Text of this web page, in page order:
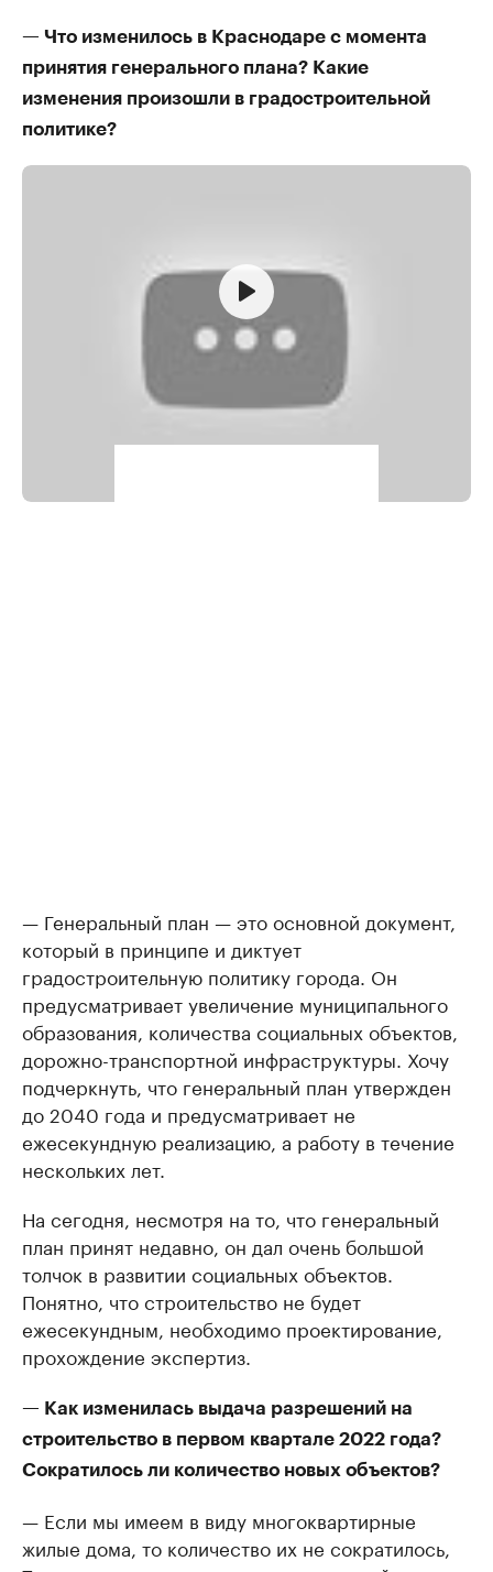
— Что изменилось в Краснодаре с момента
принятия генерального плана? Какие
изменения произошли в градостроительной
политике?
— Генеральный план — это основной документ,
который в принципе и диктует
градостроительную политику города. Он
предусматривает увеличение муниципального
образования, количества социальных объектов,
дорожно-транспортной инфраструктуры. Хочу
подчеркнуть, что генеральный план утвержден
до 2040 года и предусматривает не
ежесекундную реализацию, а работу в течение
нескольких лет.
На сегодня, несмотря на то, что генеральный
план принят недавно, он дал очень большой
толчок в развитии социальных объектов.
Понятно, что строительство не будет
ежесекундным, необходимо проектирование,
прохождение экспертиз.
— Как изменилась выдача разрешений на
строительство в первом квартале 2022 года?
Сократилось ли количество новых объектов?
— Если мы имеем в виду многоквартирные
жилые дома, то количество их не сократилось,